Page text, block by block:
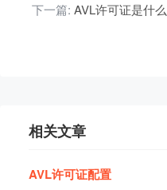
下一篇: AVL许可证是什么
相关文章
AVL许可证配置